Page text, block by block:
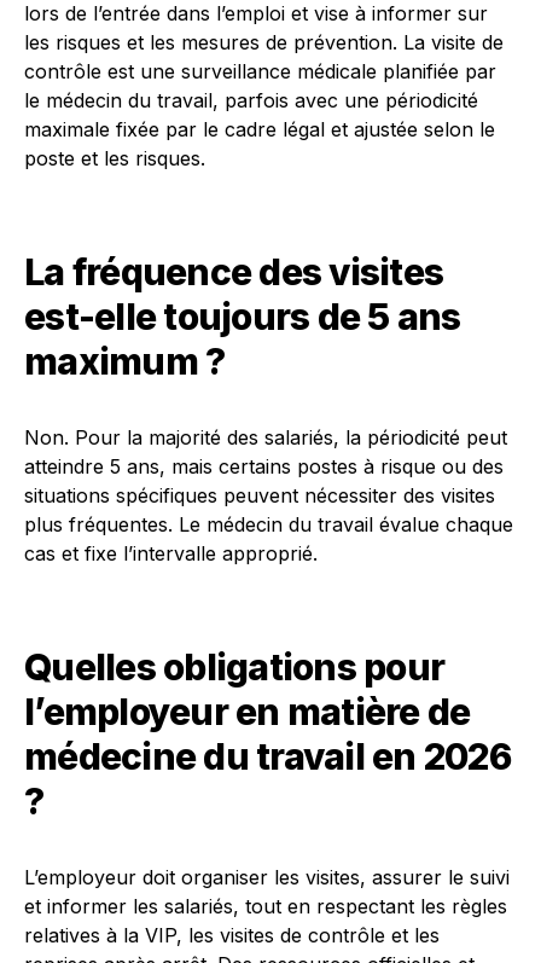
lors de l’entrée dans l’emploi et vise à informer sur
les risques et les mesures de prévention. La visite de
contrôle est une surveillance médicale planifiée par
le médecin du travail, parfois avec une périodicité
maximale fixée par le cadre légal et ajustée selon le
poste et les risques.
La fréquence des visites
est-elle toujours de 5 ans
maximum ?
Non. Pour la majorité des salariés, la périodicité peut
atteindre 5 ans, mais certains postes à risque ou des
situations spécifiques peuvent nécessiter des visites
plus fréquentes. Le médecin du travail évalue chaque
cas et fixe l’intervalle approprié.
Quelles obligations pour
l’employeur en matière de
médecine du travail en 2026
?
L’employeur doit organiser les visites, assurer le suivi
et informer les salariés, tout en respectant les règles
relatives à la VIP, les visites de contrôle et les